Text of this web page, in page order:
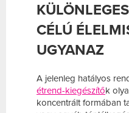
CÉLÚ
UGYANAZ
A jelenleg hatályos
étrend-kiegészítők
koncentrált formában